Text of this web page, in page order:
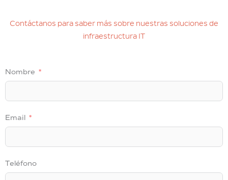
Contáctanos para saber más sobre nuestras soluciones de
infraestructura IT
Nombre
Email
Teléfono